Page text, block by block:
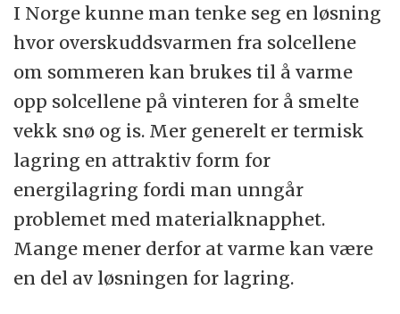
I Norge kunne man tenke seg en løsning
hvor overskuddsvarmen fra solcellene
om sommeren kan brukes til å varme
opp solcellene på vinteren for å smelte
vekk snø og is. Mer generelt er termisk
lagring en attraktiv form for
energilagring fordi man unngår
problemet med materialknapphet.
Mange mener derfor at varme kan være
en del av løsningen for lagring.